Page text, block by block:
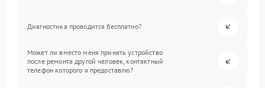
Диагностика проводится бесплатно?
Может ли вместо меня принять устройство
после ремонта другой человек, контактный
телефон которого я предоставлю?